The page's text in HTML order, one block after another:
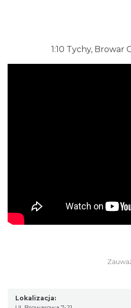
1:10 Tychy, Browar
Lokalizacja: